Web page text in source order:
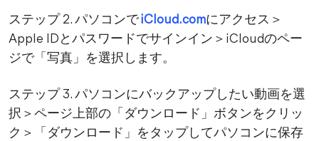
ステップ 2. パソコンでiCloud.comにアクセス＞
Apple IDとパスワードでサインイン＞iCloudのペー
ジで「写真」を選択します。
ステップ 3. パソコンにバックアップしたい動画を選
択＞ページ上部の「ダウンロード」ボタンをクリッ
ク＞「ダウンロード」をタップしてパソコンに保存